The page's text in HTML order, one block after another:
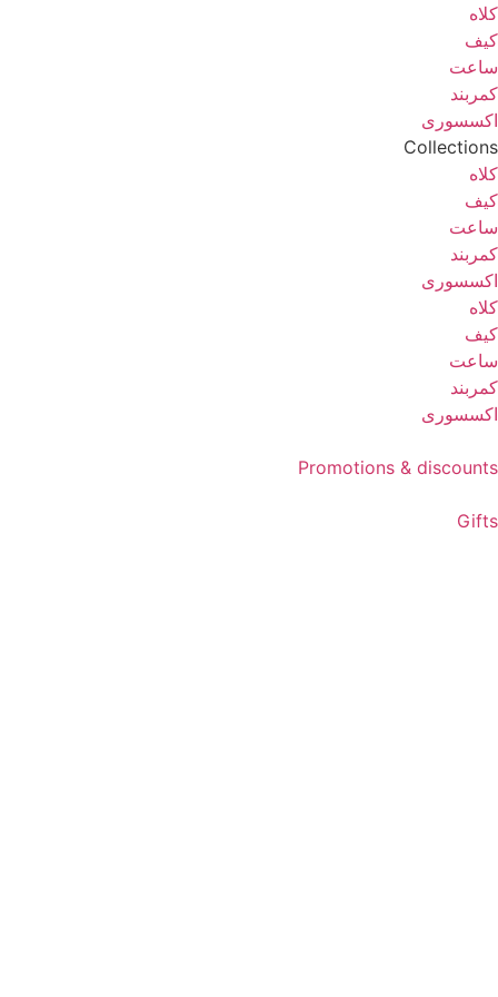
کلاه
کیف
ساعت
کمربند
اکسسوری
Collections
کلاه
کیف
ساعت
کمربند
اکسسوری
کلاه
کیف
ساعت
کمربند
اکسسوری
Promotions & discounts
Gifts